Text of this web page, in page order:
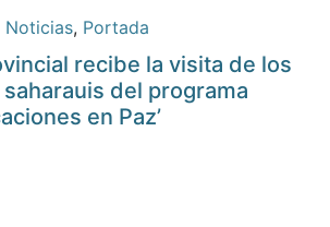
Noticias, Portada
recibe la visita de los
del programa
en Paz’